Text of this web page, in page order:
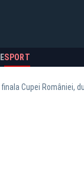
SPORT
Cupei României,